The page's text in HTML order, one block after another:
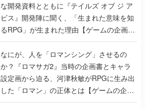
な開発資料とともに『テイルズ オブ ジ ア
ビス』開発陣に聞く、「生まれた意味を知
るRPG」が生まれた理由【ゲームの企画
書】
なにが、人を「ロマンシング」させるの
か？『ロマサガ2』当時の企画書とキャラ
設定画から迫る、河津秋敏がRPGに生み出
した「ロマン」の正体とは【ゲームの企画
書】